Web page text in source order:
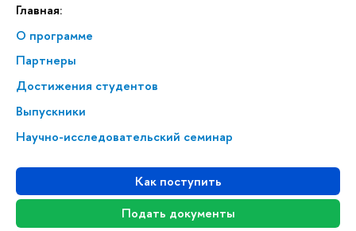
Главная:
О программе
Партнеры
Достижения студентов
Выпускники
Научно-исследовательский семинар
Как поступить
Подать документы